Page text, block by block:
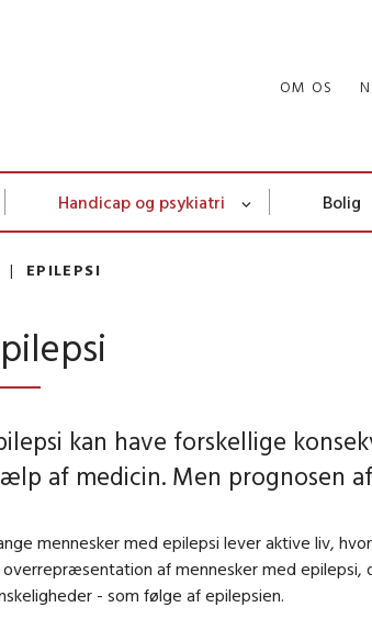
OM OS
Handicap og psykiatri Bolig
EPILEPSI
kan have forskellige
af medicin. Men prognosen
mennesker med epilepsi lever aktive liv,
overrepræsentation af mennesker med
- som følge af epilepsien.